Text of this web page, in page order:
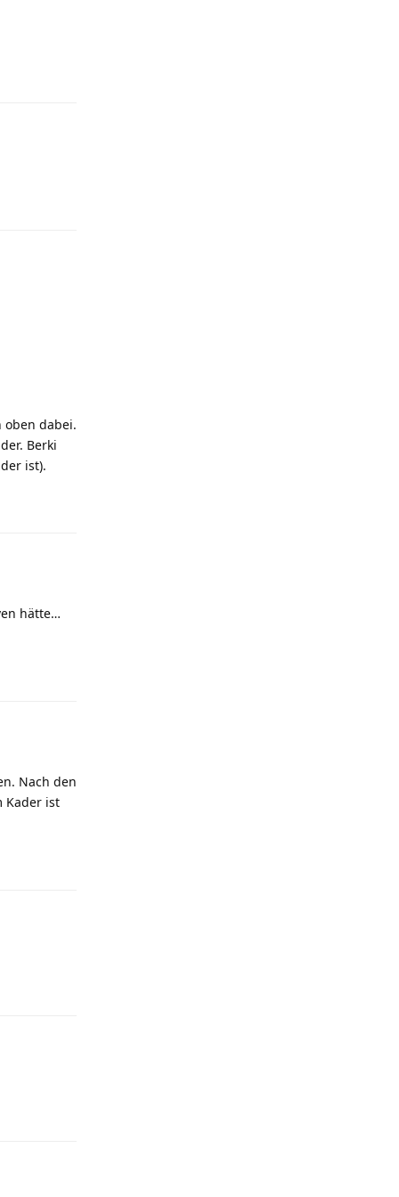
oben dabei.
Berki
ist).
hätte…
Nach den
Kader ist